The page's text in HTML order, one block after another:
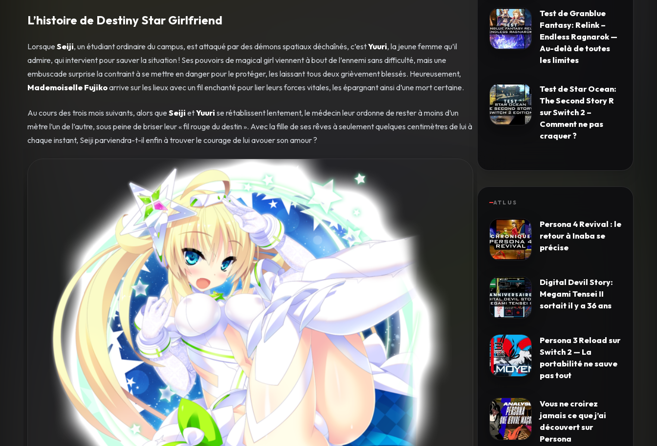
L’histoire de Destiny Star Girlfriend
Lorsque Seiji, un étudiant ordinaire du campus, est attaqué par des démons spatiaux déchaînés, c’estYuuri, la jeune femme qu’il
admire, qui intervient pour sauver la situation ! Ses pouvoirs de magical girl viennent à bout de l’ennemi sans difficulté, mais une
embuscade surprise la contraint à se mettre en danger pour le protéger, les laissant tous deux grièvement blessés. Heureusement,
Mademoiselle Fujikoarrive sur les lieux avec un fil enchanté pour lier leurs forces vitales, les épargnant ainsi d’une mort certaine.
Au cours des trois mois suivants, alors que Seiji etYuuri se rétablissent lentement, le médecin leur ordonne de rester à moins d’un
mètre l’un de l’autre, sous peine de briser leur « fil rouge du destin ». Avec la fille de ses rêves à seulement quelques centimètres de lui à
chaque instant, Seiji parviendra-t-il enfin à trouver le courage de lui avouer son amour ?
Test de Granblue
Fantasy: Relink –
Endless Ragnarok —
Au-delà de toutes
les limites
Test de Star Ocean:
The Second Story R
sur Switch 2 –
Comment ne pas
craquer ?
ATLUS
Persona 4 Revival : le
retour à Inaba se
précise
Digital Devil Story:
Megami Tensei II
sortait il y a 36 ans
Persona 3 Reload sur
Switch 2 — La
portabilité ne sauve
pas tout
Vous ne croirez
jamais ce que j’ai
découvert sur
Persona